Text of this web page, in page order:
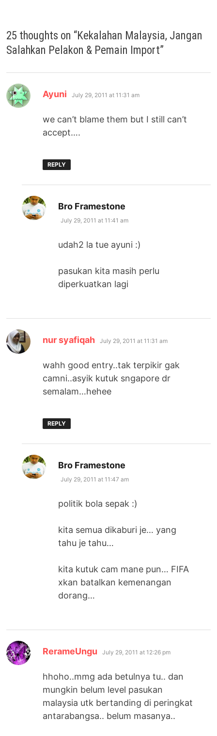
25 thoughts on “Kekalahan Malaysia, Jangan
Salahkan Pelakon & Pemain Import”
Ayuni says:
July 29, 2011 at 11:31 am
we can’t blame them but I still can’t
accept….
REPLY
Bro Framestone
July 29, 2011 at 11:41 am
udah2 la tue ayuni :)
pasukan kita masih perlu
diperkuatkan lagi
nur syafiqah says:
July 29, 2011 at 11:31 am
wahh good entry..tak terpikir gak
camni..asyik kutuk sngapore dr
semalam…hehee
REPLY
Bro Framestone
July 29, 2011 at 11:47 am
politik bola sepak :)
kita semua dikaburi je… yang
tahu je tahu…
kita kutuk cam mane pun… FIFA
xkan batalkan kemenangan
dorang…
RerameUngu says:
July 29, 2011 at 12:26 pm
hhoho..mmg ada betulnya tu.. dan
mungkin belum level pasukan
malaysia utk bertanding di peringkat
antarabangsa.. belum masanya..